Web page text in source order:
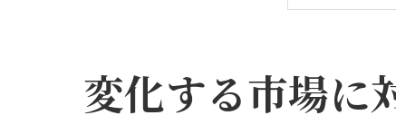
地
変化する市場に